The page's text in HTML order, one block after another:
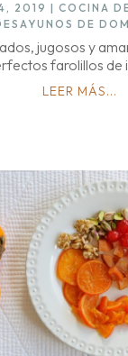
2019 |COCINA
DE
jugosos y
farolillos de
LEER MÁS...